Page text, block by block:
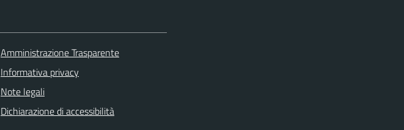
Amministrazione Trasparente
Informativa privacy
Note legali
Dichiarazione di accessibilità